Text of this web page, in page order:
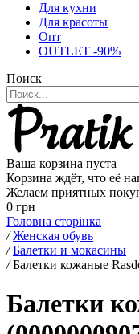
Для кухни
Для красоты
Опт
OUTLET -90%
Поиск
Ваша корзина пуста
Корзина ждёт, что её
Желаем приятных
0 грн
Головна сторінка
/ Женская обувь
/ Балетки и мокасины
/ Балетки кожаные
Балетки